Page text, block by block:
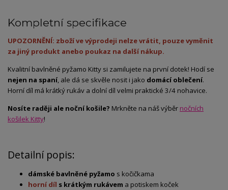
Kompletní specifikace
UPOZORNĚNÍ: zboží ve výprodeji nelze vrátit, pouze vyměnit
za jiný produkt anebo poukaz na další nákup.
Kvalitní bavlněné pyžamo Kitty si zamilujete na první dotek! Hodí se
nejen na spaní, ale dá se skvěle nosit i jako domácí oblečení.
Horní díl má krátký rukáv a dolní díl velmi praktické 3/4 nohavice.
Nosíte raději ale noční košile? Mrkněte na náš výběr nočních
košilek Kitty!
Detailní popis:
dámské bavlněné pyžamo s kočičkama
horní díl s krátkým rukávem a potiskem koček